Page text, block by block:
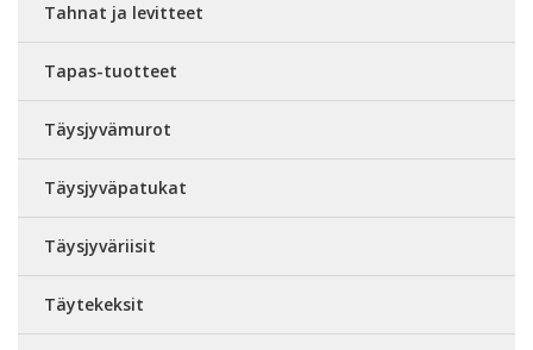
Tahnat ja levitteet
Tapas-tuotteet
Täysjyvämurot
Täysjyväpatukat
Täysjyväriisit
Täytekeksit